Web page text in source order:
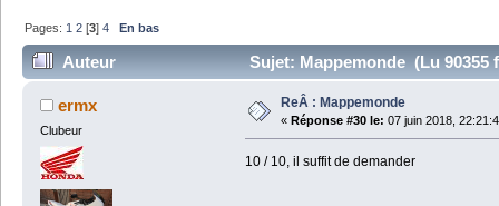
Pages: 1 2 [3]4 En bas
Auteur Sujet: Mappemonde (Lu 90355
ermx
Clubeur
ReÂ : Mappemonde
« Réponse #30 le: 07 juin 2018,
10 / 10, il suffit de demander